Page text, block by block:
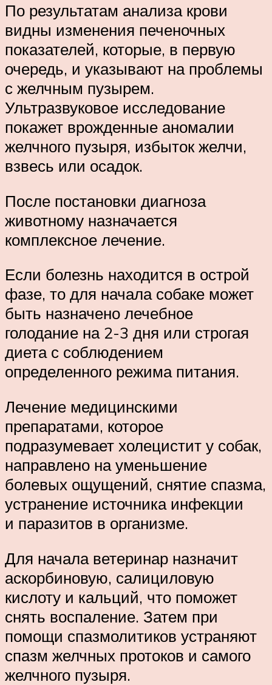
По результатам анализа крови
видны изменения печеночных
показателей, которые, в первую
очередь, и указывают на проблемы
с желчным пузырем.
Ультразвуковое исследование
покажет врожденные аномалии
желчного пузыря, избыток желчи,
взвесь или осадок.
После постановки диагноза
животному назначается
комплексное лечение.
Если болезнь находится в острой
фазе, то для начала собаке может
быть назначено лечебное
голодание на 2-3 дня или строгая
диета с соблюдением
определенного режима питания.
Лечение медицинскими
препаратами, которое
подразумевает холецистит у собак,
направлено на уменьшение
болевых ощущений, снятие спазма,
устранение источника инфекции
и паразитов в организме.
Для начала ветеринар назначит
аскорбиновую, салициловую
кислоту и кальций, что поможет
снять воспаление. Затем при
помощи спазмолитиков устраняют
спазм желчных протоков и самого
желчного пузыря.